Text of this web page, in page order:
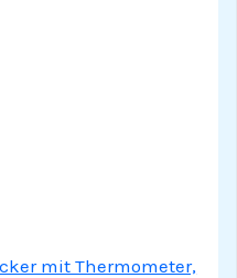
mit Thermometer,